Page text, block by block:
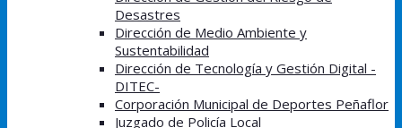
Desastres
Dirección de Medio Ambiente y
Sustentabilidad
Dirección de Tecnología y Gestión Digital -
DITEC-
Corporación Municipal de Deportes Peñaflor
Juzgado de Policía Local